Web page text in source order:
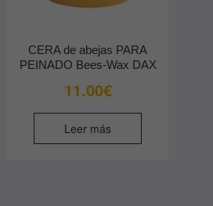
CERA de abejas PARA
PEINADO Bees-Wax DAX
11.00€
Leer más